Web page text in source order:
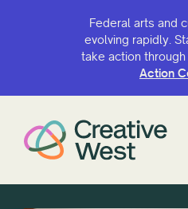
Federal arts and
evolving rapidly.
take action through
Action